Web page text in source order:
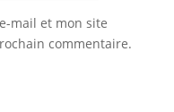
mail et mon site
commentaire.